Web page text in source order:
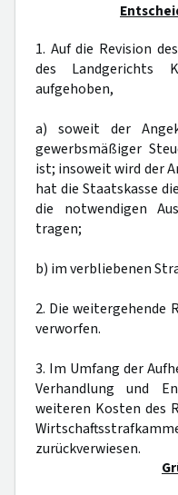
1. Auf die Revision
des Landgerichts
aufgehoben,
a) soweit der
gewerbsmäßiger
ist; insoweit wird der
hat die Staatskasse
die notwendigen
tragen;
b) im verbliebenen
2. Die weitergehende
verworfen.
3. Im Umfang der
Verhandlung und
weiteren Kosten des
zurückverwiesen.